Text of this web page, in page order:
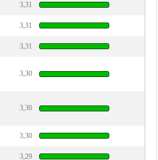
3,31
3,31
3,31
3,30
3,30
3,30
3,29